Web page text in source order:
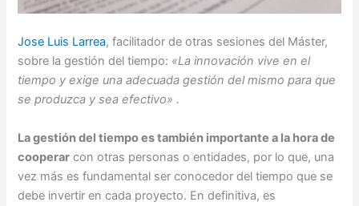
Jose Luis Larrea, facilitador de otras sesiones del Máster,
sobre la gestión del tiempo: «La innovación vive en el
tiempo y exige una adecuada gestión del mismo para que
se produzca y sea efectivo» .
La gestión del tiempo es también importante a la hora de
cooperar con otras personas o entidades, por lo que, una
vez más es fundamental ser conocedor del tiempo que se
debe invertir en cada proyecto. En definitiva, es